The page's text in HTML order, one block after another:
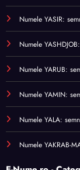
Numele YASIR:
Numele
Numele YARUB:
Numele YAMIN:
Numele YALA:
Numele YAKRAB-